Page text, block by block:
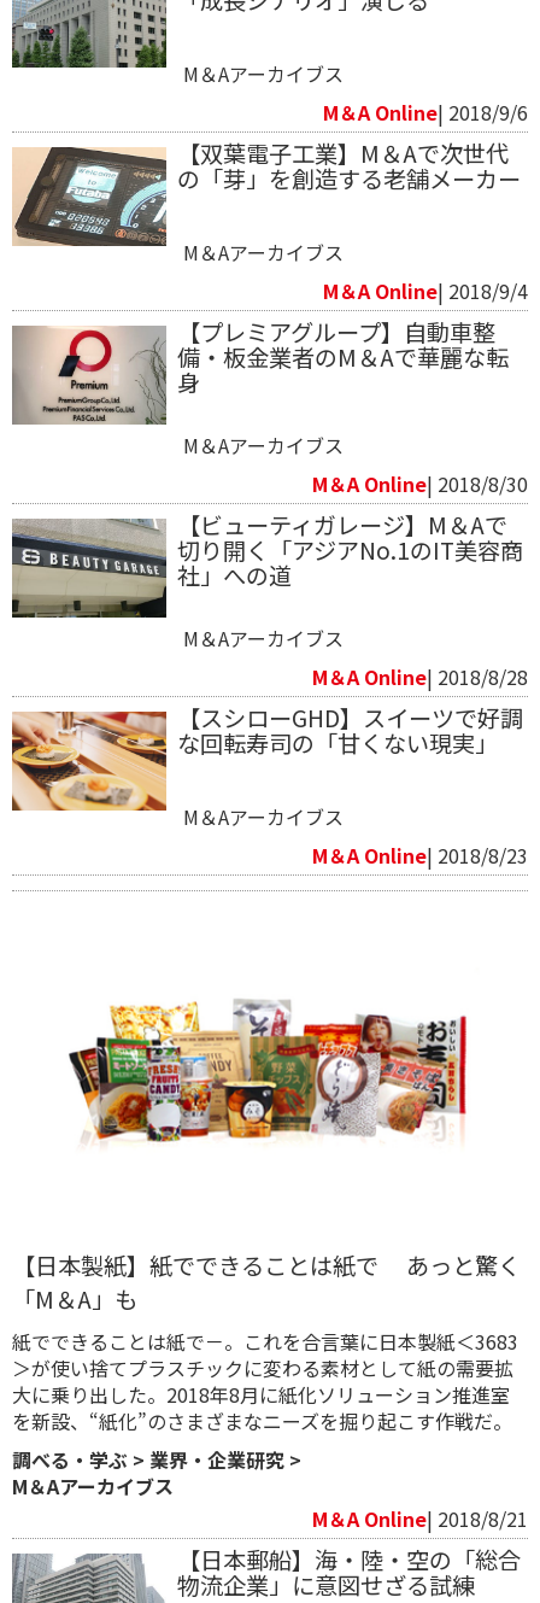
M＆Aアーカイブス
M＆A Online| 2018/9/6
【双葉電子工業】M＆Aで次世代
の「芽」を創造する老舗メーカー
M＆Aアーカイブス
M＆A Online| 2018/9/4
【プレミアグループ】自動車整
備・板金業者のM＆Aで華麗な転
身
M＆Aアーカイブス
M＆A Online| 2018/8/30
【ビューティガレージ】M＆Aで
切り開く「アジアNo.1のIT美容商
社」への道
M＆Aアーカイブス
M＆A Online| 2018/8/28
【スシローGHD】スイーツで好調
な回転寿司の「甘くない現実」
M＆Aアーカイブス
M＆A Online| 2018/8/23
【日本製紙】紙でできることは紙で あっと驚く
「M＆A」も
紙でできることは紙で－。これを合言葉に日本製紙＜3683
＞が使い捨てプラスチックに変わる素材として紙の需要拡
大に乗り出した。2018年8月に紙化ソリューション推進室
を新設、“紙化”のさまざまなニーズを掘り起こす作戦だ。
調べる・学ぶ > 業界・企業研究 >
M＆Aアーカイブス
M＆A Online| 2018/8/21
【日本郵船】海・陸・空の「総合
物流企業」に意図せざる試練